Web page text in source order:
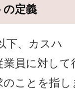
の定義
下、カスハ
業員に対して
のことを指し